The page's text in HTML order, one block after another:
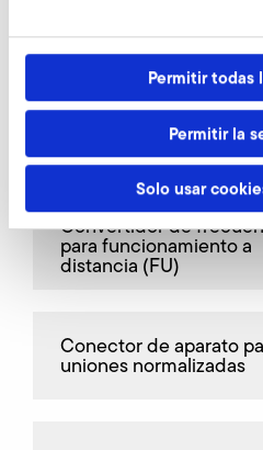
Permitir todas
Permitir la
Solo usar
Convertidor de
para modo de
funcionamiento
encima (FUK)
Convertidor de
para funcionamiento a
distancia (FU)
Conector de aparato
uniones normalizadas